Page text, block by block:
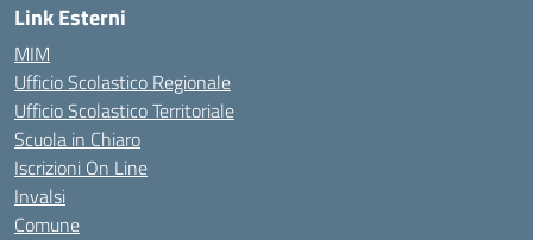
Link Esterni
MIM
Ufficio Scolastico Regionale
Ufficio Scolastico Territoriale
Scuola in Chiaro
Iscrizioni On Line
Invalsi
Comune